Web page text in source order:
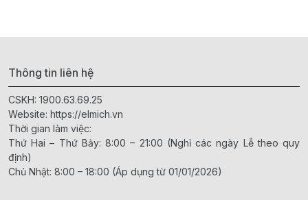
Thông tin liên hệ
CSKH: 1900.63.69.25
Website: https://elmich.vn
Thời gian làm việc:
Thứ Hai – Thứ Bảy: 8:00 – 21:00 (Nghỉ các ngày Lễ theo quy
định)
Chủ Nhật: 8:00 – 18:00 (Áp dụng từ 01/01/2026)